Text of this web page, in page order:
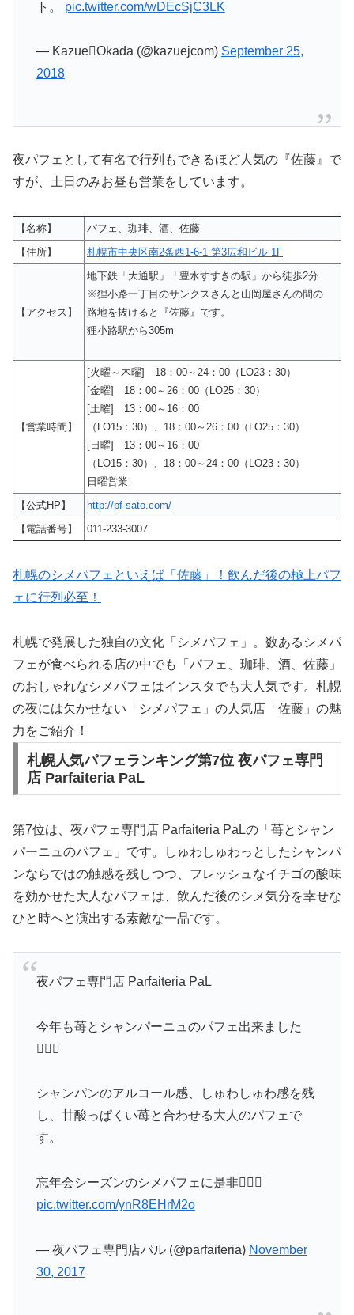
ト。 pic.twitter.com/wDEcSjC3LK
— KazueOkada (@kazuejcom) September 25,
2018
夜パフェとして有名で行列もできるほど人気の『佐藤』で
すが、土日のみお昼も営業をしています。
【名称】
パフェ、珈琲、酒、佐藤
【住所】
札幌市中央区南2条西1-6-1 第3広和ビル 1F
【アクセス】
地下鉄「大通駅」「豊水すすきの駅」から徒歩2分
※狸小路一丁目のサンクスさんと山岡屋さんの間の
路地を抜けると『佐藤』です。
狸小路駅から305m
【営業時間】
[火曜～木曜] 18：00～24：00（LO23：30）
[金曜] 18：00～26：00（LO25：30）
[土曜] 13：00～16：00
（LO15：30）、18：00～26：00（LO25：30）
[日曜] 13：00～16：00
（LO15：30）、18：00～24：00（LO23：30）
日曜営業
【公式HP】
http://pf-sato.com/
【電話番号】
011-233-3007
札幌のシメパフェといえば「佐藤」！飲んだ後の極上パフ
ェに行列必至！
札幌で発展した独自の文化「シメパフェ」。数あるシメパ
フェが食べられる店の中でも「パフェ、珈琲、酒、佐藤」
のおしゃれなシメパフェはインスタでも大人気です。札幌
の夜には欠かせない「シメパフェ」の人気店「佐藤」の魅
力をご紹介！
札幌人気パフェランキング第7位 夜パフェ専門
店 Parfaiteria PaL
第7位は、夜パフェ専門店 Parfaiteria PaLの「苺とシャン
パーニュのパフェ」です。しゅわしゅわっとしたシャンパ
ンならではの触感を残しつつ、フレッシュなイチゴの酸味
を効かせた大人なパフェは、飲んだ後のシメ気分を幸せな
ひと時へと演出する素敵な一品です。
夜パフェ専門店 Parfaiteria PaL
今年も苺とシャンパーニュのパフェ出来ました
💁🏻‍♂️
シャンパンのアルコール感、しゅわしゅわ感を残
し、甘酸っぱくい苺と合わせる大人のパフェで
す。
忘年会シーズンのシメパフェに是非💁🏻‍♂️
pic.twitter.com/ynR8EHrM2o
— 夜パフェ専門店パル (@parfaiteria) November
30, 2017